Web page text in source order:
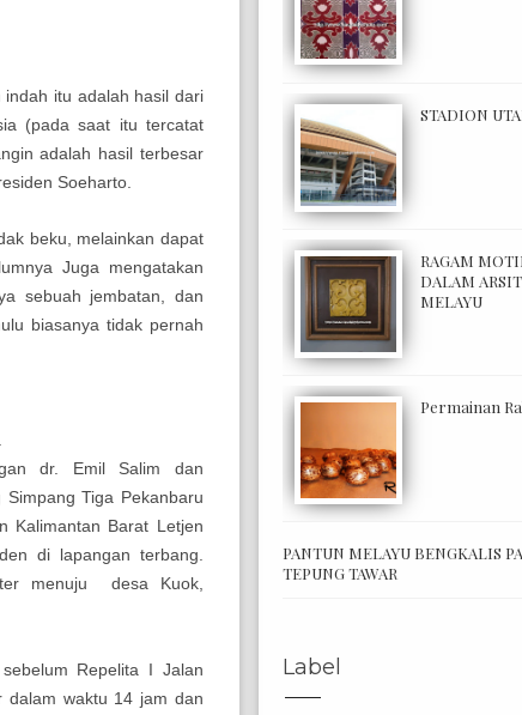
itu adalah hasil dari
(pada saat itu tercatat
adalah hasil terbesar
Soeharto.
beku, melainkan dapat
Juga mengatakan
sebuah jembatan, dan
biasanya tidak pernah
dr. Emil Salim dan
Tiga Pekanbaru
Kalimantan Barat Letjen
di lapangan terbang.
menuju desa Kuok,
Repelita I Jalan
dalam waktu 14 jam dan
STADION
RAGAM
DALAM
MELAYU
Permainan
PANTUN MELAYU BENGKALIS
TEPUNG TAWAR
Label